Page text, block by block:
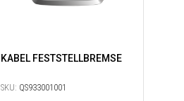
KABEL FESTSTELLBREMSE
SKU: QS933001001